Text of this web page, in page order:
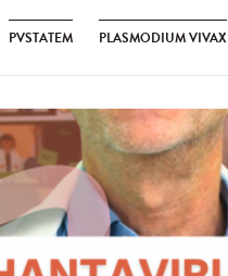
PVSTATEM PLASMODIUM VIVAX